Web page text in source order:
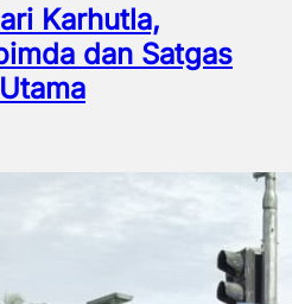
Karhutla,
dan Satgas